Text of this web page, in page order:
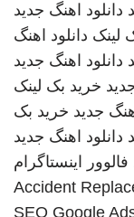
دانلود اهنگ جدید
لینک دانلود اهنگ
دانلود اهنگ جدید
خرید بک لینک
جدید خرید بک
دانلود اهنگ جدید
اینستاگرام
Accident
SEO Google